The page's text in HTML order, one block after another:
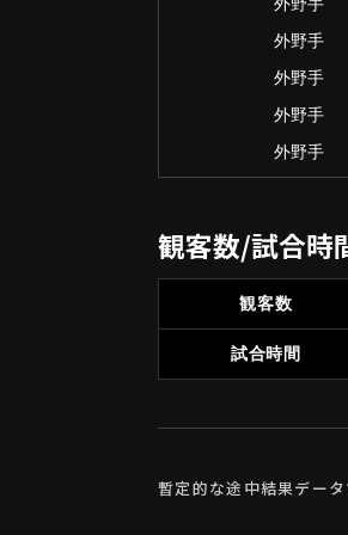
外野手
外野手
外野手
外野手
観客数/試合時
観客数
試合時間
暫定的な途中結果デー